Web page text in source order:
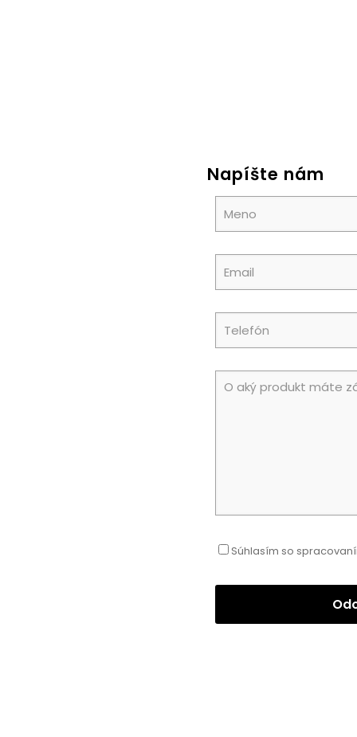
Napíšte nám
Súhlasím so